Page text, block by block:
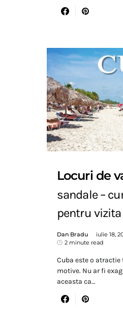
Locuri de
sandale –
pentru
Dan Bradu iulie 18,
2 minute read
Cuba este o
motive. Nu ar fi
aceasta ca…